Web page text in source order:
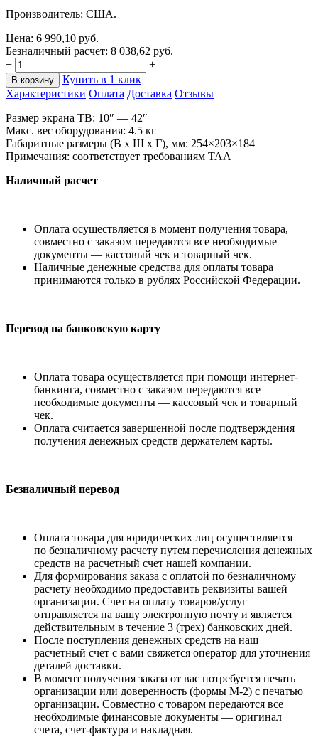
Производитель: США.
Цена: 6 990,10 руб.
Безналичный расчет: 8 038,62 руб.
−
+
В корзину
Купить в 1 клик
Характеристики Оплата Доставка Отзывы
Размер экрана ТВ: 10″ — 42″
Макс. вес оборудования: 4.5 кг
Габаритные размеры (В x Ш x Г), мм: 254×203×184
Примечания: соответствует требованиям TAA
Наличный расчет
Оплата осуществляется в момент получения товара,
совместно с заказом передаются все необходимые
документы — кассовый чек и товарный чек.
Наличные денежные средства для оплаты товара
принимаются только в рублях Российской Федерации.
Перевод на банковскую карту
Оплата товара осуществляется при помощи интернет-
банкинга, совместно с заказом передаются все
необходимые документы — кассовый чек и товарный
чек.
Оплата считается завершенной после подтверждения
получения денежных средств держателем карты.
Безналичный перевод
Оплата товара для юридических лиц осуществляется
по безналичному расчету путем перечисления денежных
средств на расчетный счет нашей компании.
Для формирования заказа с оплатой по безналичному
расчету необходимо предоставить реквизиты вашей
организации. Счет на оплату товаров/услуг
отправляется на вашу электронную почту и является
действительным в течение 3 (трех) банковских дней.
После поступления денежных средств на наш
расчетный счет с вами свяжется оператор для уточнения
деталей доставки.
В момент получения заказа от вас потребуется печать
организации или доверенность (формы М-2) с печатью
организации. Совместно с товаром передаются все
необходимые финансовые документы — оригинал
счета, счет-фактура и накладная.